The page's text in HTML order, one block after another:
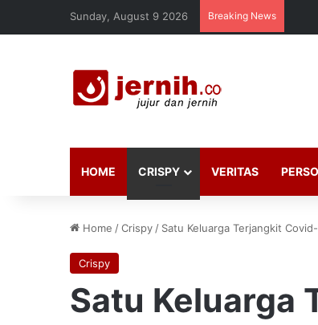
Sunday, August 9 2026 Breaking News
HOME CRISPY VERITAS
Home /Crispy / Satu Keluarga Terjangkit
Crispy
Satu Keluarga